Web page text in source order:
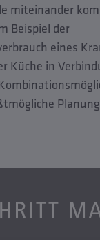
miteinander
Beispiel der
eines
Küche in